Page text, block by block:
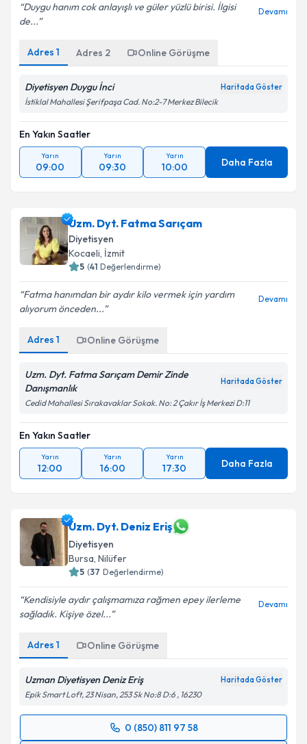
Duygu hanım cok anlayışlı ve güler yüzlü birisi. İlgisi
de...
Devamı
Adres 1 Adres 2 Online Görüşme
Diyetisyen Duygu İnci Haritada Göster
İstiklal Mahallesi Şerifpaşa Cad. No:2-7 Merkez Bilecik
En Yakın Saatler
Yarın
09:00
Yarın
09:30
Yarın
10:00 Daha Fazla
Uzm. Dyt. Fatma Sarıçam
Diyetisyen
Kocaeli, İzmit
5 (41 Değerlendirme)
Fatma hanımdan bir aydır kilo vermek için yardım
alıyorum önceden...
Devamı
Adres 1 Online Görüşme
Uzm. Dyt. Fatma Sarıçam Demir Zinde
Danışmanlık
Haritada Göster
Cedid Mahallesi Sırakavaklar Sokak. No: 2 Çakır İş Merkezi D:11
En Yakın Saatler
Yarın
12:00
Yarın
16:00
Yarın
17:30 Daha Fazla
Uzm. Dyt. Deniz Eriş
Diyetisyen
Bursa, Nilüfer
5 (37 Değerlendirme)
Kendisiyle aydır çalışmamıza rağmen epey ilerleme
sağladık. Kişiye özel...
Devamı
Adres 1 Online Görüşme
Uzman Diyetisyen Deniz Eriş Haritada Göster
Epik Smart Loft, 23 Nisan, 253 Sk No:8 D:6 , 16230
0 (850) 811 97 58
Randevu Takvimi Talebi